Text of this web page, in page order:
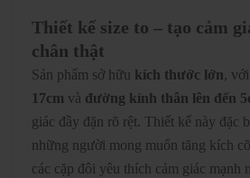
Thiết kế size to – tạo cảm
chân thật
Sản phẩm sở hữu kích thước lớn,
17cm và đường kính thân lên đến
giác đầy đặn rõ rệt. Thiết kế này đặc
những người mong muốn tăng kích
các cặp đôi yêu thích cảm giác mạnh